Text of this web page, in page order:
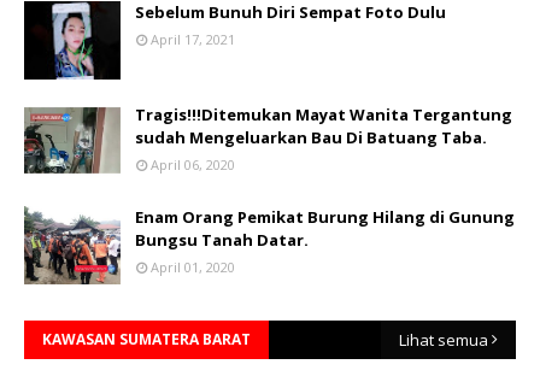
Sebelum Bunuh Diri Sempat Foto Dulu
April 17, 2021
Tragis!!!Ditemukan Mayat Wanita Tergantung
sudah Mengeluarkan Bau Di Batuang Taba.
April 06, 2020
Enam Orang Pemikat Burung Hilang di Gunung
Bungsu Tanah Datar.
April 01, 2020
KAWASAN SUMATERA BARAT Lihat semua